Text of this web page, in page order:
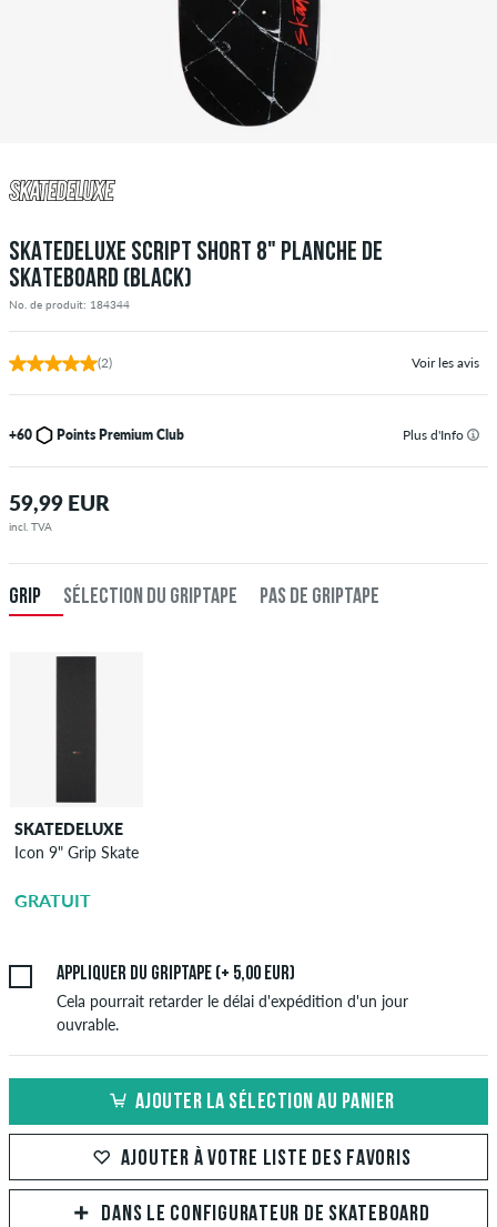
SKATEDELUXE SCRIPT SHORT 8" PLANCHE DE
SKATEBOARD (BLACK)
No. de produit: 184344
(2) Voir les avis
+60 Points Premium Club Plus d'Info
59,99 EUR
incl. TVA
GRIP SÉLECTION DU GRIPTAPE PAS DE GRIPTAPE
SKATEDELUXE
Icon 9" Grip Skate
GRATUIT
Appliquer du griptape (+ 5,00 EUR)
Cela pourrait retarder le délai d'expédition d'un jour
ouvrable.
AJOUTER LA SÉLECTION AU PANIER
AJOUTER À VOTRE LISTE DES FAVORIS
DANS LE CONFIGURATEUR DE SKATEBOARD